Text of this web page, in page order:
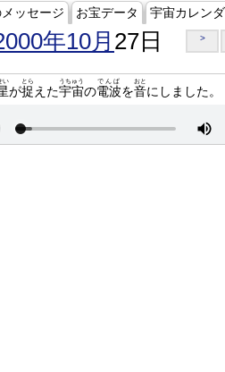
ッセージ お宝データ 宇宙カレン
年10月 27日 >
い
が捉
とら
えた宇宙
うちゅう
の電波
でんぱ
を音
おと
にしました。